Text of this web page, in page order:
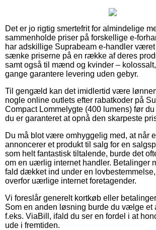
Det er jo rigtig smertefrit for almindelige
sammenholde priser på forskellige e-
har adskillige Suprabeam e-handler
sænke priserne på en række af deres
samt også til mænd og kvinder –
gange garantere levering uden gebyr.
Til gengæld kan det imidlertid være
nogle online outlets efter rabatkoder på
Compact Lommelygte (400 lumens) før
du er garanteret at opnå den skarpeste
Du må blot være omhyggelig med, at når
annoncerer et produkt til salg for en
som helt fantastisk tiltalende, burde det
om en uærlig internet handler. Betalinger
fald dækket ind under en
overfor uærlige internet foretagender.
Vi foreslår generelt kortkøb eller
Som en anden løsning burde du vælge et
f.eks. ViaBill, ifald du ser en fordel i at
ude i fremtiden.